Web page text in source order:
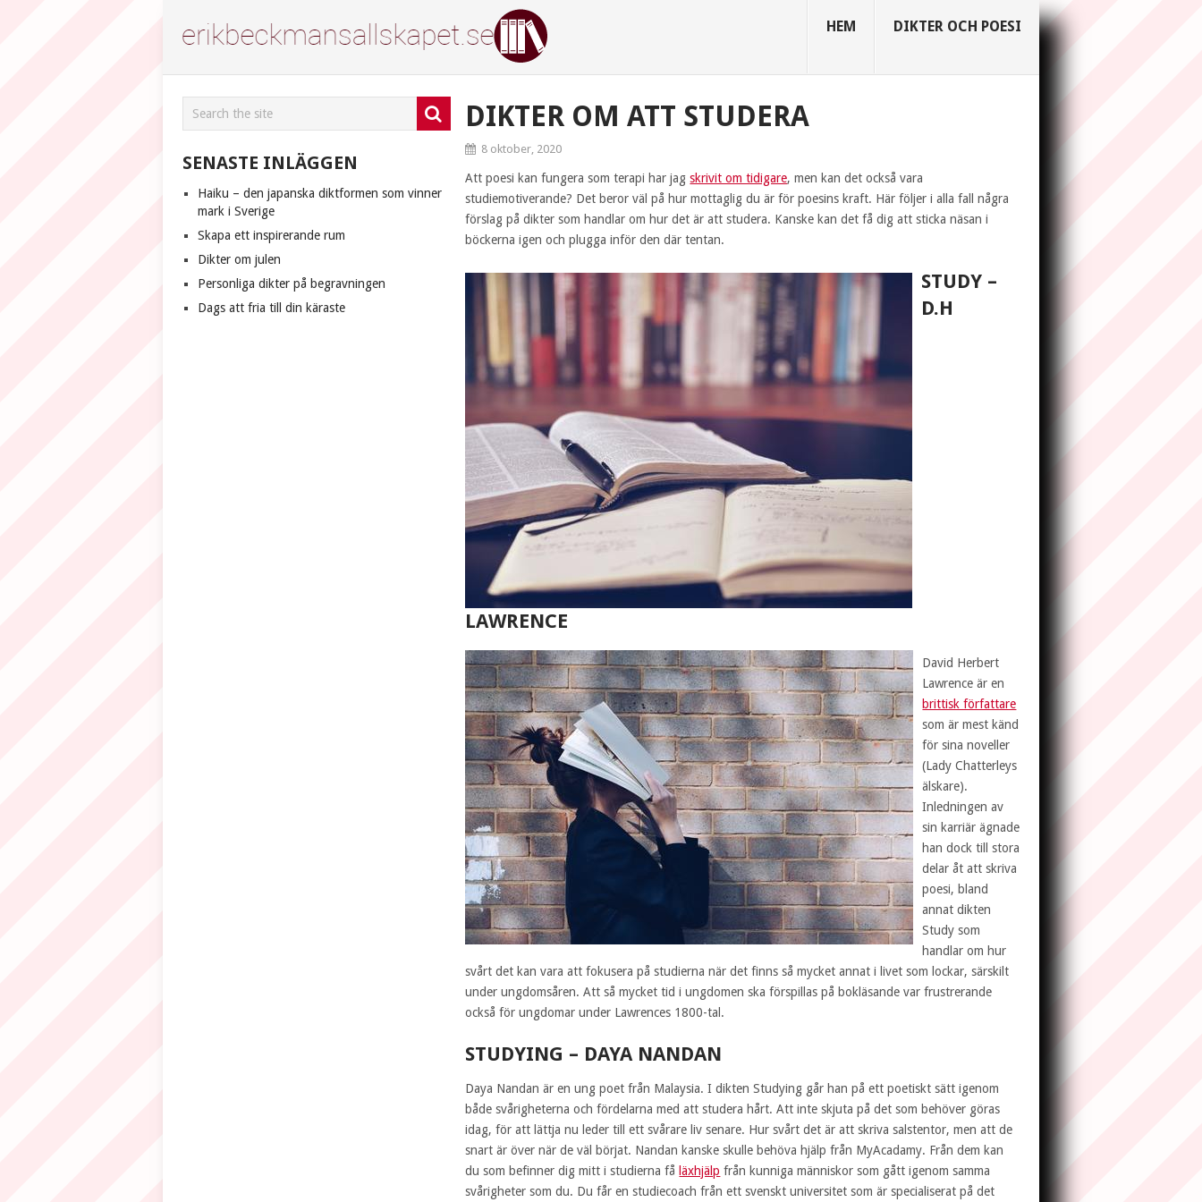
HEM DIKTER OCH POESI
DIKTER OM ATT STUDERA
8 oktober, 2020
Att poesi kan fungera som terapi har jagskrivit om tidigare, men kan det också vara
studiemotiverande? Det beror väl på hur mottaglig du är för poesins kraft. Här följer i alla fall några
förslag på dikter som handlar om hur det är att studera. Kanske kan det få dig att sticka näsan i
böckerna igen och plugga inför den där tentan.
STUDY –
D.H
LAWRENCE
David Herbert
Lawrence är en
brittisk författare
som är mest känd
för sina noveller
(Lady Chatterleys
älskare).
Inledningen av
sin karriär ägnade
han dock till stora
delar åt att skriva
poesi, bland
annat dikten
Study som
handlar om hur
svårt det kan vara att fokusera på studierna när det finns så mycket annat i livet som lockar, särskilt
under ungdomsåren. Att så mycket tid i ungdomen ska förspillas på bokläsande var frustrerande
också för ungdomar under Lawrences 1800-tal.
STUDYING – DAYA NANDAN
Daya Nandan är en ung poet från Malaysia. I dikten Studying går han på ett poetiskt sätt igenom
både svårigheterna och fördelarna med att studera hårt. Att inte skjuta på det som behöver göras
idag, för att lättja nu leder till ett svårare liv senare. Hur svårt det är att skriva salstentor, men att de
snart är över när de väl börjat. Nandan kanske skulle behöva hjälp från MyAcadamy. Från dem kan
du som befinner dig mitt i studierna få läxhjälp från kunniga människor som gått igenom samma
svårigheter som du. Du får en studiecoach från ett svenskt universitet som är specialiserat på det
SENASTE INLÄGGEN
Haiku – den japanska diktformen som vinner
mark i Sverige
Skapa ett inspirerande rum
Dikter om julen
Personliga dikter på begravningen
Dags att fria till din käraste